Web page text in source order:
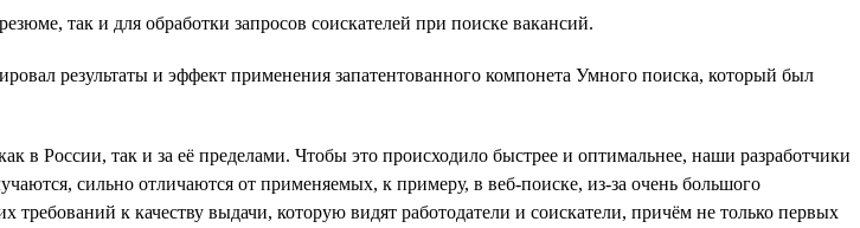
так и для обработки запросов соискателей при поиске вакансий.
результаты и эффект применения запатентованного компонета Умного поиска, который был
в России, так и за её пределами. Чтобы это происходило быстрее и оптимальнее, наши разработчики
сильно отличаются от применяемых, к примеру, в веб-поиске, из-за очень большого
к качеству выдачи, которую видят работодатели и соискатели, причём не только первых